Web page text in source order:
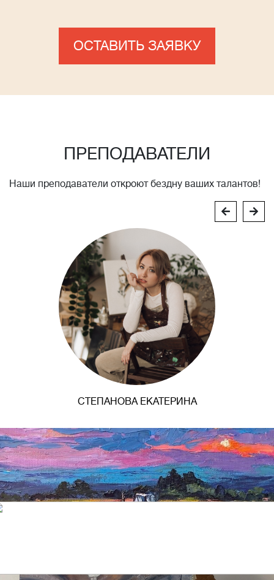
ОСТАВИТЬ ЗАЯВКУ
ПРЕПОДАВАТЕЛИ
Наши преподаватели откроют бездну ваших талантов!
СТЕПАНОВА ЕКАТЕРИНА